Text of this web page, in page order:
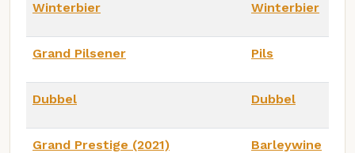
Winterbier Winterbier
Grand Pilsener Pils
Dubbel Dubbel
Grand Prestige (2021) Barleywine